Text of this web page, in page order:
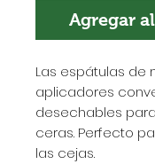
Agregar
Las espátulas de
aplicadores
desechables
ceras. Perfecto
las cejas.